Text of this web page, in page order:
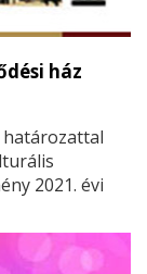
ház
határozattal
2021. évi